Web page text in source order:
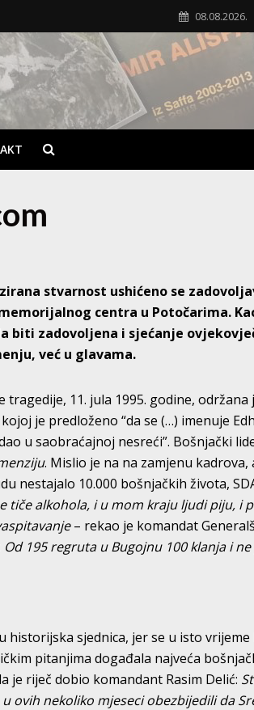
08.08.2026.
stvarnost ushićeno se
centra u Potočarima.
biti zadovoljena i sjećanje
već u glavama.
tragedije, 11. jula 1995. godine,
je predloženo “da se (…) imenuje
u saobraćajnoj nesreći”. Bošnjački
. Mislio je na na zamjenu
nestajalo 10.000 bošnjačkih života,
tiče alkohola, i u mom kraju ljudi piju, i
– rekao je komandat
Od 195 regruta u Bugojnu 100 klanja i
historijska sjednica, jer se u isto
pitanjima događala najveća
je riječ dobio komandant Rasim Delić:
ovih nekoliko mjeseci obezbijedili da